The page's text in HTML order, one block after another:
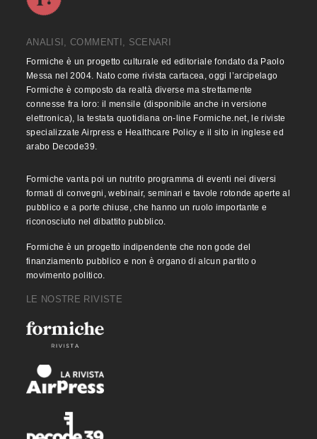
ANALISI, COMMENTI, SCENARI
Formiche è un progetto culturale ed editoriale fondato da Paolo
Messa nel 2004. Nato come rivista cartacea, oggi l’arcipelago
Formiche è composto da realtà diverse ma strettamente
connesse fra loro: il mensile (disponibile anche in versione
elettronica), la testata quotidiana on-line Formiche.net, le riviste
specializzate Airpress e Healthcare Policy e il sito in inglese ed
arabo Decode39.
Formiche vanta poi un nutrito programma di eventi nei diversi
formati di convegni, webinair, seminari e tavole rotonde aperte al
pubblico e a porte chiuse, che hanno un ruolo importante e
riconosciuto nel dibattito pubblico.
Formiche è un progetto indipendente che non gode del
finanziamento pubblico e non è organo di alcun partito o
movimento politico.
LE NOSTRE RIVISTE